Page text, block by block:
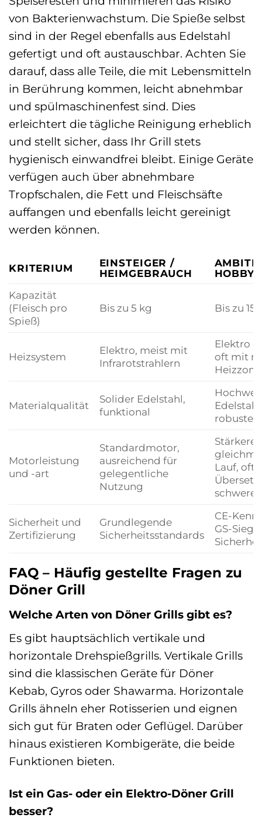
von Bakterienwachstum. Die Spieße selbst
sind in der Regel ebenfalls aus Edelstahl
gefertigt und oft austauschbar. Achten Sie
darauf, dass alle Teile, die mit Lebensmitteln
in Berührung kommen, leicht abnehmbar
und spülmaschinenfest sind. Dies
erleichtert die tägliche Reinigung erheblich
und stellt sicher, dass Ihr Grill stets
hygienisch einwandfrei bleibt. Einige Geräte
verfügen auch über abnehmbare
Tropfschalen, die Fett und Fleischsäfte
auffangen und ebenfalls leicht gereinigt
werden können.
KRITERIUM
EINSTEIGER /
HEIMGEBRAUCH
Kapazität
(Fleisch pro
Spieß)
Bis zu 5 kg Bis zu 15
Heizsystem
Elektro, meist mit
Infrarotstrahlern
Elektro
oft mit
Materialqualität
Solider Edelstahl,
funktional
Edelstahl
robuste
Motorleistung
und -art
Standardmotor,
ausreichend für
gelegentliche
Nutzung
Lauf, oft
schwere
Sicherheit und
Zertifizierung
Grundlegende
Sicherheitsstandards
CE-
GS-
FAQ – Häufig gestellte Fragen zu
Döner Grill
Welche Arten von Döner Grills gibt es?
Es gibt hauptsächlich vertikale und
horizontale Drehspießgrills. Vertikale Grills
sind die klassischen Geräte für Döner
Kebab, Gyros oder Shawarma. Horizontale
Grills ähneln eher Rotisserien und eignen
sich gut für Braten oder Geflügel. Darüber
hinaus existieren Kombigeräte, die beide
Funktionen bieten.
Ist ein Gas- oder ein Elektro-Döner Grill
besser?